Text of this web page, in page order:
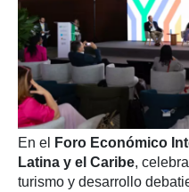
En el
Foro Económico
Latina y el Caribe,
turismo y desarrollo